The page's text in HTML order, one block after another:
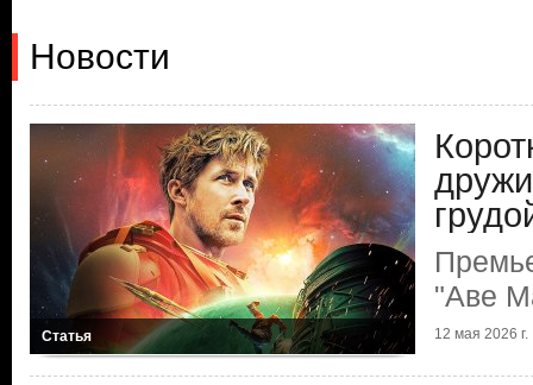
Новости
Статья
"Аве
12 мая 2026 г.